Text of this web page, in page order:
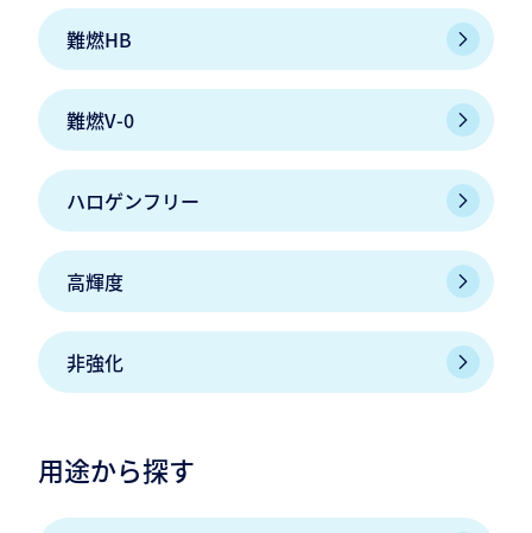
難燃HB
難燃V-0
ハロゲンフリー
高輝度
非強化
用途から探す